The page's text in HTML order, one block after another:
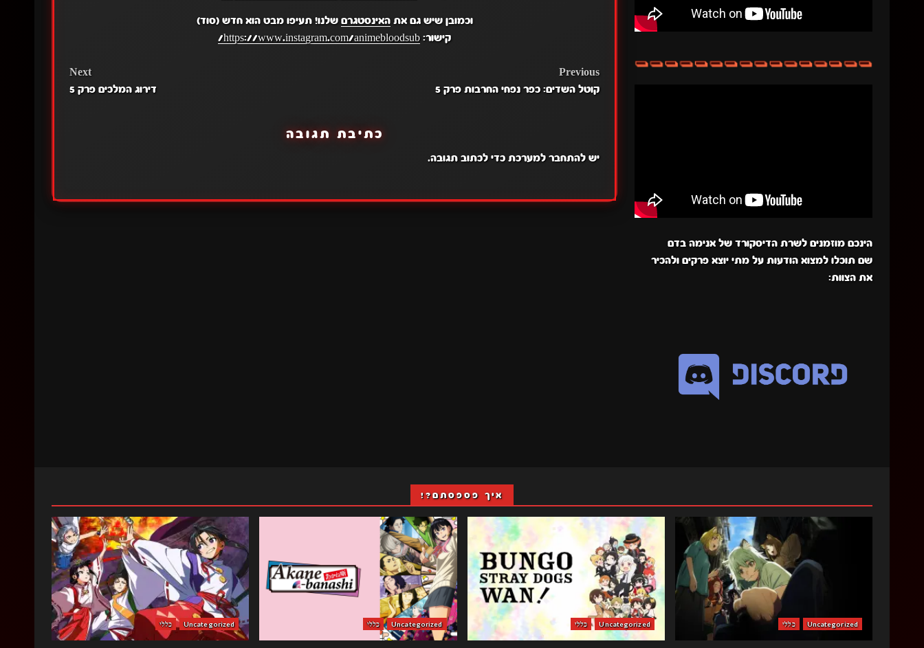
וכמובן שיש גם אתהאינסטגרם שלנו! תעיפו מבט הוא חדש (סוד)
קישור: https://www.instagram.com/animebloodsub/
POST
Previous
קוטל השדים: כפר נפחי החרבות פרק 5
Next
דירוג המלכים פרק 5
כתיבת תגובה
יש להתחבר למערכתכדי לכתוב תגובה.
הינכם מוזמנים לשרת הדיסקורד של אנימה בדם
שם תוכלו למצוא הודעות על מתי יוצא פרקים ולהכיר
את הצוות:
איך פספסתם?!
Uncategorized כללי Uncategorized כללי Uncategorized כללי Uncategorized כללי